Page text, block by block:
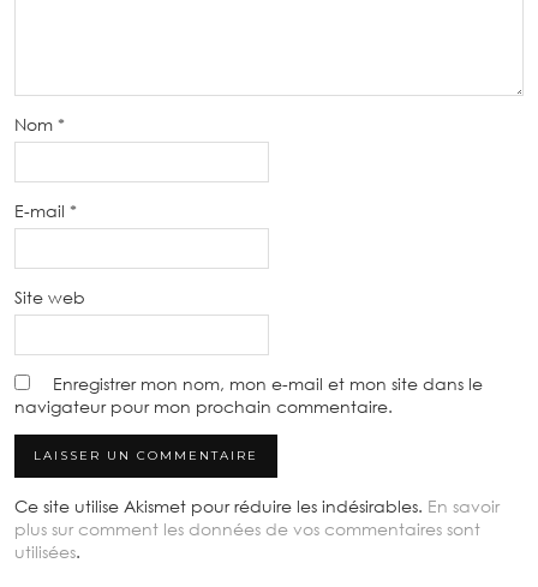
Nom *
E-mail *
Site web
Enregistrer mon nom, mon e-mail et mon site dans le
navigateur pour mon prochain commentaire.
Ce site utilise Akismet pour réduire les indésirables. En savoir
plus sur comment les données de vos commentaires sont
utilisées.